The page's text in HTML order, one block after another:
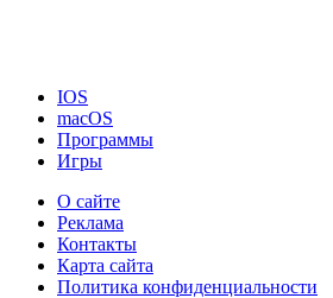
IOS
macOS
Программы
Игры
О сайте
Реклама
Контакты
Карта сайта
Политика конфиденциальности